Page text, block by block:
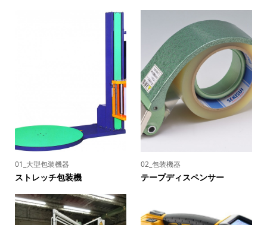
01_大型包装機器
ストレッチ包装機
02_包装機器
テープディスペンサー